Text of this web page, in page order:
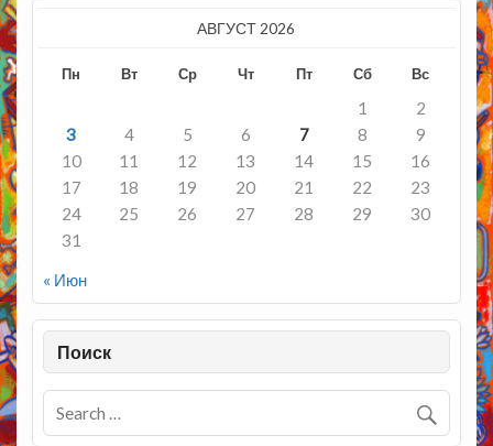
АВГУСТ 2026
Пн Вт Ср Чт Пт Сб Вс
« Июн
1
2
3
4 5 6 7 8
9
10
11 12 13 14 15
16
17
18 19 20 21 22
23
24
25 26 27 28 29
30
31
Поиск